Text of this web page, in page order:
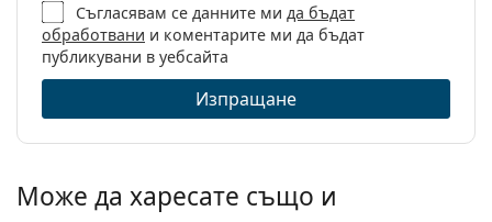
Съгласявам се данните ми да бъдат
обработвани и коментарите ми да бъдат
публикувани в уебсайта
Изпращане
Може да харесате също и